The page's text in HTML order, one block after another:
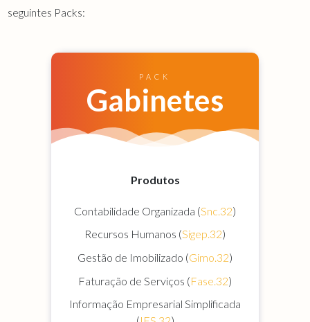
seguintes Packs:
PACK
Gabinetes
Produtos
Contabilidade Organizada (Snc.32)
Recursos Humanos (Sigep.32)
Gestão de Imobilizado (Gimo.32)
Faturação de Serviços (Fase.32)
Informação Empresarial Simplificada